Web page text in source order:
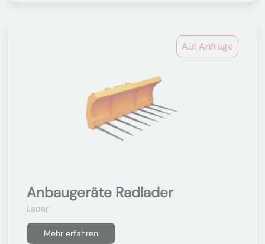
Auf Anfrage
Anbaugeräte Radlader
Lader
Mehr erfahren